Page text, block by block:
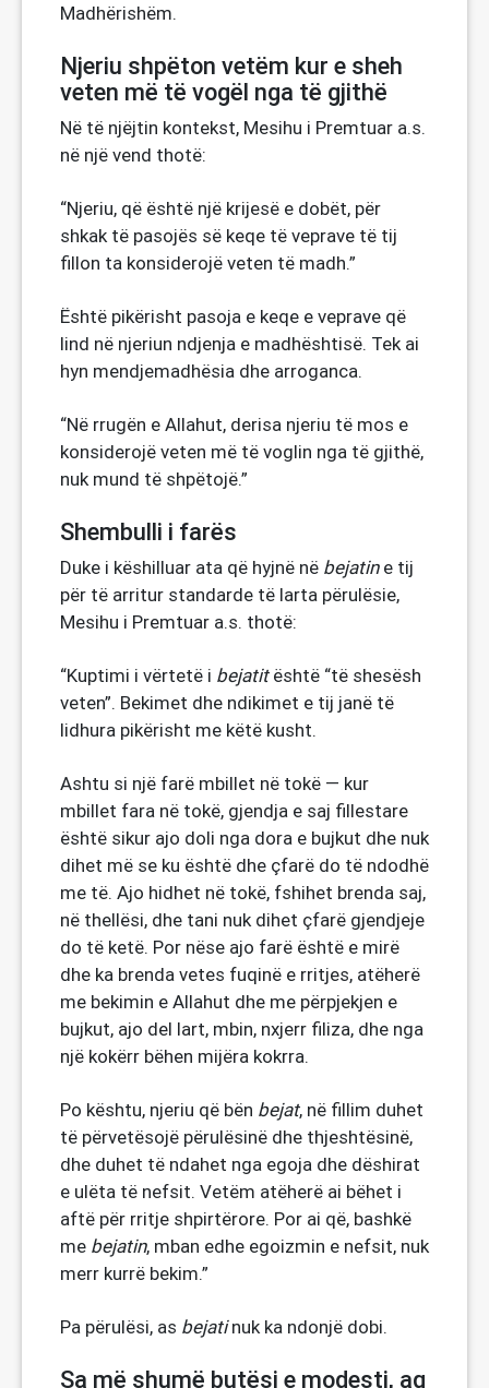
Madhërishëm.
Njeriu shpëton vetëm kur e sheh
veten më të vogël nga të gjithë
Në të njëjtin kontekst, Mesihu i Premtuar a.s.
në një vend thotë:
“Njeriu, që është një krijesë e dobët, për
shkak të pasojës së keqe të veprave të tij
fillon ta konsiderojë veten të madh.”
Është pikërisht pasoja e keqe e veprave që
lind në njeriun ndjenja e madhështisë. Tek ai
hyn mendjemadhësia dhe arroganca.
“Në rrugën e Allahut, derisa njeriu të mos e
konsiderojë veten më të voglin nga të gjithë,
nuk mund të shpëtojë.”
Shembulli i farës
Duke i këshilluar ata që hyjnë në bejatine tij
për të arritur standarde të larta përulësie,
Mesihu i Premtuar a.s. thotë:
“Kuptimi i vërtetë i bejatitështë “të shesësh
veten”. Bekimet dhe ndikimet e tij janë të
lidhura pikërisht me këtë kusht.
Ashtu si një farë mbillet në tokë — kur
mbillet fara në tokë, gjendja e saj fillestare
është sikur ajo doli nga dora e bujkut dhe nuk
dihet më se ku është dhe çfarë do të ndodhë
me të. Ajo hidhet në tokë, fshihet brenda saj,
në thellësi, dhe tani nuk dihet çfarë gjendjeje
do të ketë. Por nëse ajo farë është e mirë
dhe ka brenda vetes fuqinë e rritjes, atëherë
me bekimin e Allahut dhe me përpjekjen e
bujkut, ajo del lart, mbin, nxjerr filiza, dhe nga
një kokërr bëhen mijëra kokrra.
Po kështu, njeriu që bën bejat, në fillim duhet
të përvetësojë përulësinë dhe thjeshtësinë,
dhe duhet të ndahet nga egoja dhe dëshirat
e ulëta të nefsit. Vetëm atëherë ai bëhet i
aftë për rritje shpirtërore. Por ai që, bashkë
me bejatin, mban edhe egoizmin e nefsit, nuk
merr kurrë bekim.”
Pa përulësi, as bejatinuk ka ndonjë dobi.
Sa më shumë butësi e modesti, aq